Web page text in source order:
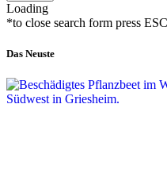
Loading
*to close search form press
Das Neuste